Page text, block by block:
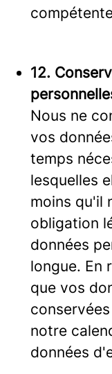
12.
Nous ne
vos
temps
lesquelles
moins qu'il
obligation
données
longue. En
que vos
notre
données